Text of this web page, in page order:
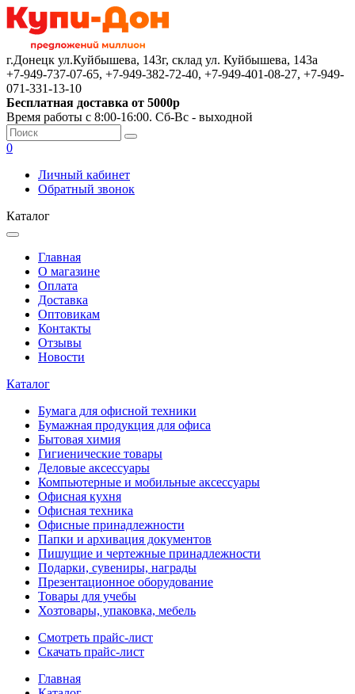
г.Донецк ул.Куйбышева, 143г, склад ул. Куйбышева, 143а
+7-949-737-07-65, +7-949-382-72-40, +7-949-401-08-27, +7-949-
071-331-13-10
Бесплатная доставка от 5000р
Время работы с 8:00-16:00. Сб-Вс - выходной
0
Личный кабинет
Обратный звонок
Каталог
Главная
О магазине
Оплата
Доставка
Оптовикам
Контакты
Отзывы
Новости
Каталог
Бумага для офисной техники
Бумажная продукция для офиса
Бытовая химия
Гигиенические товары
Деловые аксессуары
Компьютерные и мобильные аксессуары
Офисная кухня
Офисная техника
Офисные принадлежности
Папки и архивация документов
Пишущие и чертежные принадлежности
Подарки, сувениры, награды
Презентационное оборудование
Товары для учебы
Хозтовары, упаковка, мебель
Смотреть прайс-лист
Скачать прайс-лист
Главная